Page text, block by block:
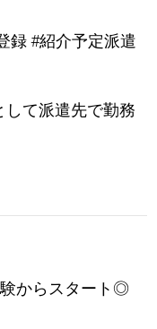
録 #紹介予定派遣
て派遣先で勤務
験からスタート◎